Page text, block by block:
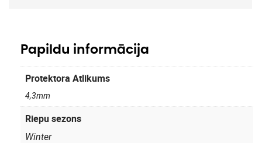
Papildu informācija
Protektora Atlikums
4,3mm
Riepu sezons
Winter